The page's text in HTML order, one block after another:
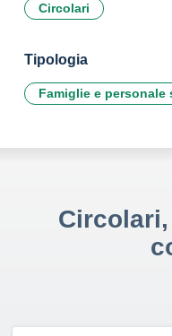
Circolari
Tipologia
Famiglie e personale